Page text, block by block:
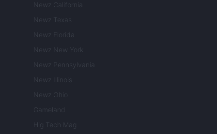
Newz California
Newz Texas
Newz Florida
Newz New York
Newz Pennsylvania
Newz Illinois
Newz Ohio
Gameland
Hig Tech Mag